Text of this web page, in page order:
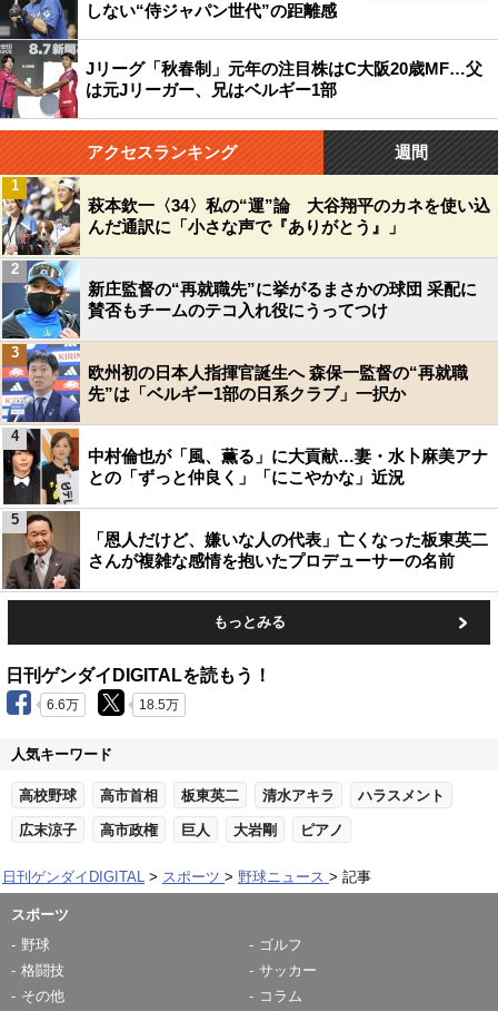
しない“侍ジャパン世代”の距離感
Jリーグ「秋春制」元年の注目株はC大阪20歳MF…父
は元Jリーガー、兄はベルギー1部
アクセスランキング 週間
萩本欽一〈34〉私の“運”論 大谷翔平のカネを使い込
んだ通訳に「小さな声で『ありがとう』」
1
新庄監督の“再就職先”に挙がるまさかの球団 采配に
賛否もチームのテコ入れ役にうってつけ
2
欧州初の日本人指揮官誕生へ 森保一監督の“再就職
先”は「ベルギー1部の日系クラブ」一択か
3
中村倫也が「風、薫る」に大貢献…妻・水卜麻美アナ
との「ずっと仲良く」「にこやかな」近況
4
「恩人だけど、嫌いな人の代表」亡くなった板東英二
さんが複雑な感情を抱いたプロデューサーの名前
5
もっとみる
日刊ゲンダイDIGITALを読もう！
6.6万 18.5万
人気キーワード
高校野球 高市首相 板東英二 清水アキラ ハラスメント
広末涼子 高市政権 巨人 大岩剛 ピアノ
日刊ゲンダイDIGITAL スポーツ 野球ニュース 記事
スポーツ
野球
ゴルフ
格闘技
サッカー
その他
コラム